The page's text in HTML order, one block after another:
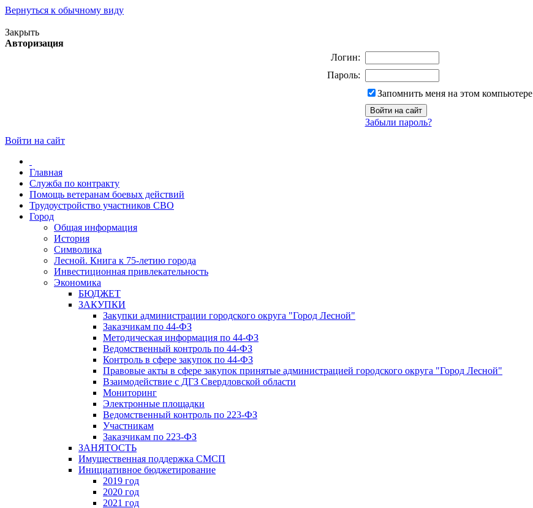
Вернуться к обычному виду
Закрыть
Авторизация
Логин:
Пароль:
Запомнить меня на этом компьютере
Забыли пароль?
Войти на сайт
Главная
Служба по контракту
Помощь ветеранам боевых действий
Трудоустройство участников СВО
Город
Общая информация
История
Символика
Лесной. Книга к 75-летию города
Инвестиционная привлекательность
Экономика
БЮДЖЕТ
ЗАКУПКИ
Закупки администрации городского округа "Город Лесной"
Заказчикам по 44-ФЗ
Методическая информация по 44-ФЗ
Ведомственный контроль по 44-ФЗ
Контроль в сфере закупок по 44-ФЗ
Правовые акты в сфере закупок принятые администрацией городского округа "Город Лесной"
Взаимодействие с ДГЗ Свердловской области
Мониторинг
Электронные площадки
Ведомственный контроль по 223-ФЗ
Участникам
Заказчикам по 223-ФЗ
ЗАНЯТОСТЬ
Имущественная поддержка СМСП
Инициативное бюджетирование
2019 год
2020 год
2021 год